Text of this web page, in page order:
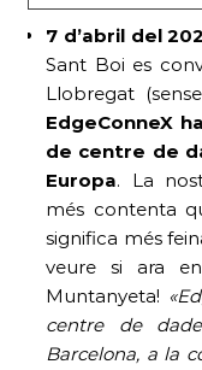
7 d’abril del
Sant Boi es
Llobregat
EdgeConneX
de centre de
Europa. La
més contenta
significa més
veure si ara
Muntanyeta! «
centre de
Barcelona, ​​a la